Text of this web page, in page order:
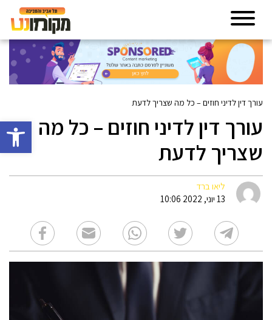
פתח
עורך דין לדיני חוזים – כל מה שצריך לדעת
עורך דין לדיני חוזים – כל מה
שצריך לדעת
ליאו ברד
13 יוני, 2022 10:06